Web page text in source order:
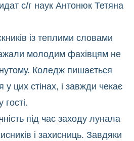
с/г наук Антонюк Тетяна
із теплими словами
молодим фахівцям не
Коледж пишається
цих стінах, і завжди чекає
гості.
під час заходу лунала
і захисниць. Завдяки